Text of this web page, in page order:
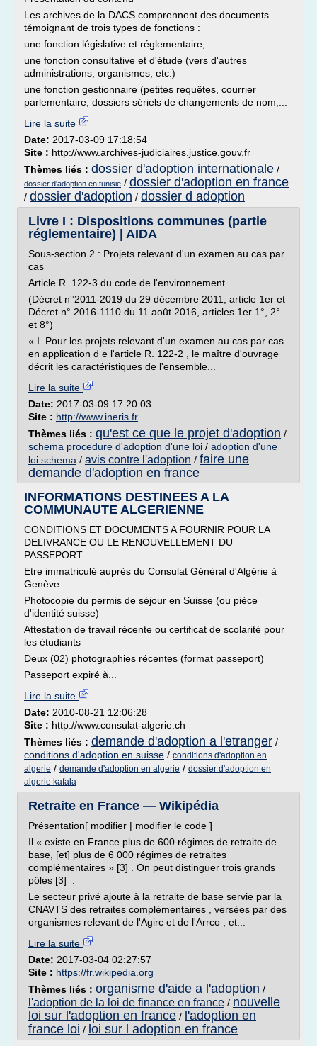
Les archives de la DACS comprennent des documents
témoignant de trois types de fonctions :
une fonction législative et réglementaire,
une fonction consultative et d'étude (vers d'autres
administrations, organismes, etc.)
une fonction gestionnaire (petites requêtes, courrier
parlementaire, dossiers sériels de changements de nom,...
Lire la suite
Date: 2017-03-09 17:18:54
Site : http://www.archives-judiciaires.justice.gouv.fr
Thèmes liés : dossier d'adoption internationale /
dossier d'adoption en tunisie / dossier d'adoption en france
/ dossier d'adoption / dossier d adoption
Livre I : Dispositions communes (partie
réglementaire) | AIDA
Sous-section 2 : Projets relevant d'un examen au cas par
cas
Article R. 122-3 du code de l'environnement
(Décret n°2011-2019 du 29 décembre 2011, article 1er et
Décret n° 2016-1110 du 11 août 2016, articles 1er 1°, 2°
et 8°)
« I. Pour les projets relevant d'un examen au cas par cas
en application d e l'article R. 122-2 , le maître d'ouvrage
décrit les caractéristiques de l'ensemble...
Lire la suite
Date: 2017-03-09 17:20:03
Site : http://www.ineris.fr
Thèmes liés : qu'est ce que le projet d'adoption /
schema procedure d'adoption d'une loi / adoption d'une
loi schema / avis contre l'adoption / faire une
demande d'adoption en france
INFORMATIONS DESTINEES A LA
COMMUNAUTE ALGERIENNE
CONDITIONS ET DOCUMENTS A FOURNIR POUR LA
DELIVRANCE OU LE RENOUVELLEMENT DU
PASSEPORT
Etre immatriculé auprès du Consulat Général d'Algérie à
Genève
Photocopie du permis de séjour en Suisse (ou pièce
d'identité suisse)
Attestation de travail récente ou certificat de scolarité pour
les étudiants
Deux (02) photographies récentes (format passeport)
Passeport expiré à...
Lire la suite
Date: 2010-08-21 12:06:28
Site : http://www.consulat-algerie.ch
Thèmes liés : demande d'adoption a l'etranger /
conditions d'adoption en suisse / conditions d'adoption en
algerie / demande d'adoption en algerie / dossier d'adoption en
algerie kafala
Retraite en France — Wikipédia
Présentation[ modifier | modifier le code ]
Il « existe en France plus de 600 régimes de retraite de
base, [et] plus de 6 000 régimes de retraites
complémentaires » [3] . On peut distinguer trois grands
pôles [3] :
Le secteur privé ajoute à la retraite de base servie par la
CNAVTS des retraites complémentaires , versées par des
organismes relevant de l'Agirc et de l'Arrco , et...
Lire la suite
Date: 2017-03-04 02:27:57
Site : https://fr.wikipedia.org
Thèmes liés : organisme d'aide a l'adoption /
l'adoption de la loi de finance en france / nouvelle
loi sur l'adoption en france / l'adoption en
france loi / loi sur l adoption en france